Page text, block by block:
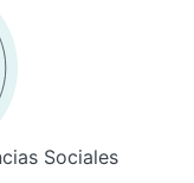
Sociales